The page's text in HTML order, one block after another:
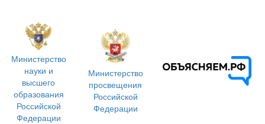
Министерство
науки и
высшего
образования
Российской
Федерации
Министерство
просвещения
Российской
Федерации